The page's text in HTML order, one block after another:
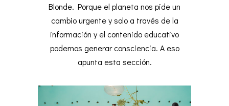
Blonde. Porque el planeta nos pide un
cambio urgente y solo a través de la
información y el contenido educativo
podemos generar consciencia. A eso
apunta esta sección.